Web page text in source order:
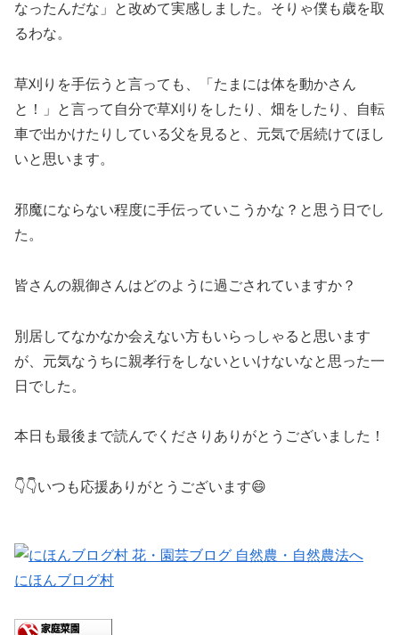
なったんだな」と改めて実感しました。そりゃ僕も歳を取
るわな。
草刈りを手伝うと言っても、「たまには体を動かさん
と！」と言って自分で草刈りをしたり、畑をしたり、自転
車で出かけたりしている父を見ると、元気で居続けてほし
いと思います。
邪魔にならない程度に手伝っていこうかな？と思う日でし
た。
皆さんの親御さんはどのように過ごされていますか？
別居してなかなか会えない方もいらっしゃると思います
が、元気なうちに親孝行をしないといけないなと思った一
日でした。
本日も最後まで読んでくださりありがとうございました！
👇👇いつも応援ありがとうございます😄
にほんブログ村